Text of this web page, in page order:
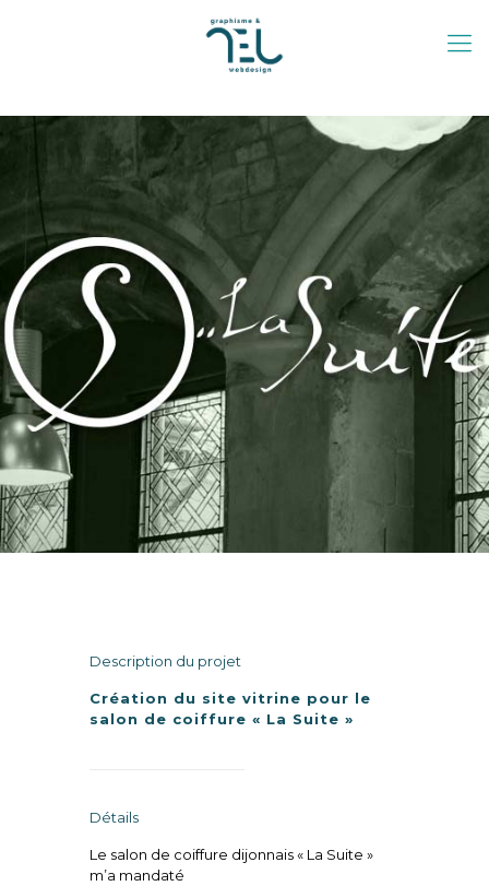
Description du projet
Création du site vitrine pour le
salon de coiffure « La Suite »
Détails
Le salon de coiffure dijonnais « La Suite »
m’a mandaté